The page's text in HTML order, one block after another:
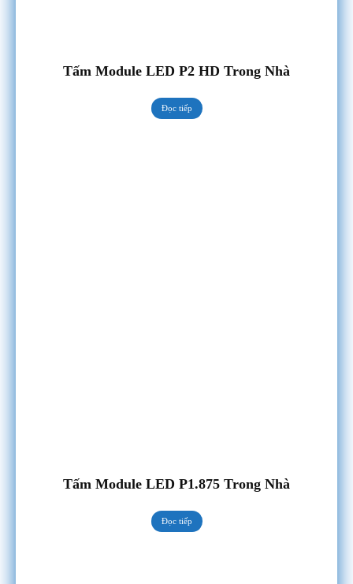
Tấm Module LED P2 HD Trong Nhà
Đọc tiếp
Tấm Module LED P1.875 Trong Nhà
Đọc tiếp